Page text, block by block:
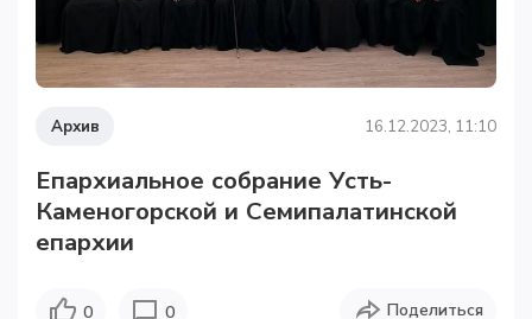
Архив 16.12.2023, 11:10
Епархиальное собрание Усть-
Каменогорской и Семипалатинской
епархии
0 0 Поделиться